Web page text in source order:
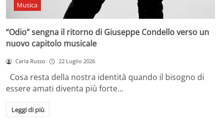
Musica
“Odio” sengna il ritorno di Giuseppe Condello verso un
nuovo capitolo musicale
Carla Russo 22 Luglio 2026
Cosa resta della nostra identità quando il bisogno di
essere amati diventa più forte…
Leggi di più